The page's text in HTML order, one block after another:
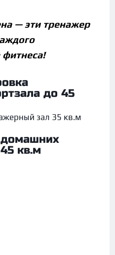
— эти тренажер
до 45
кв.м